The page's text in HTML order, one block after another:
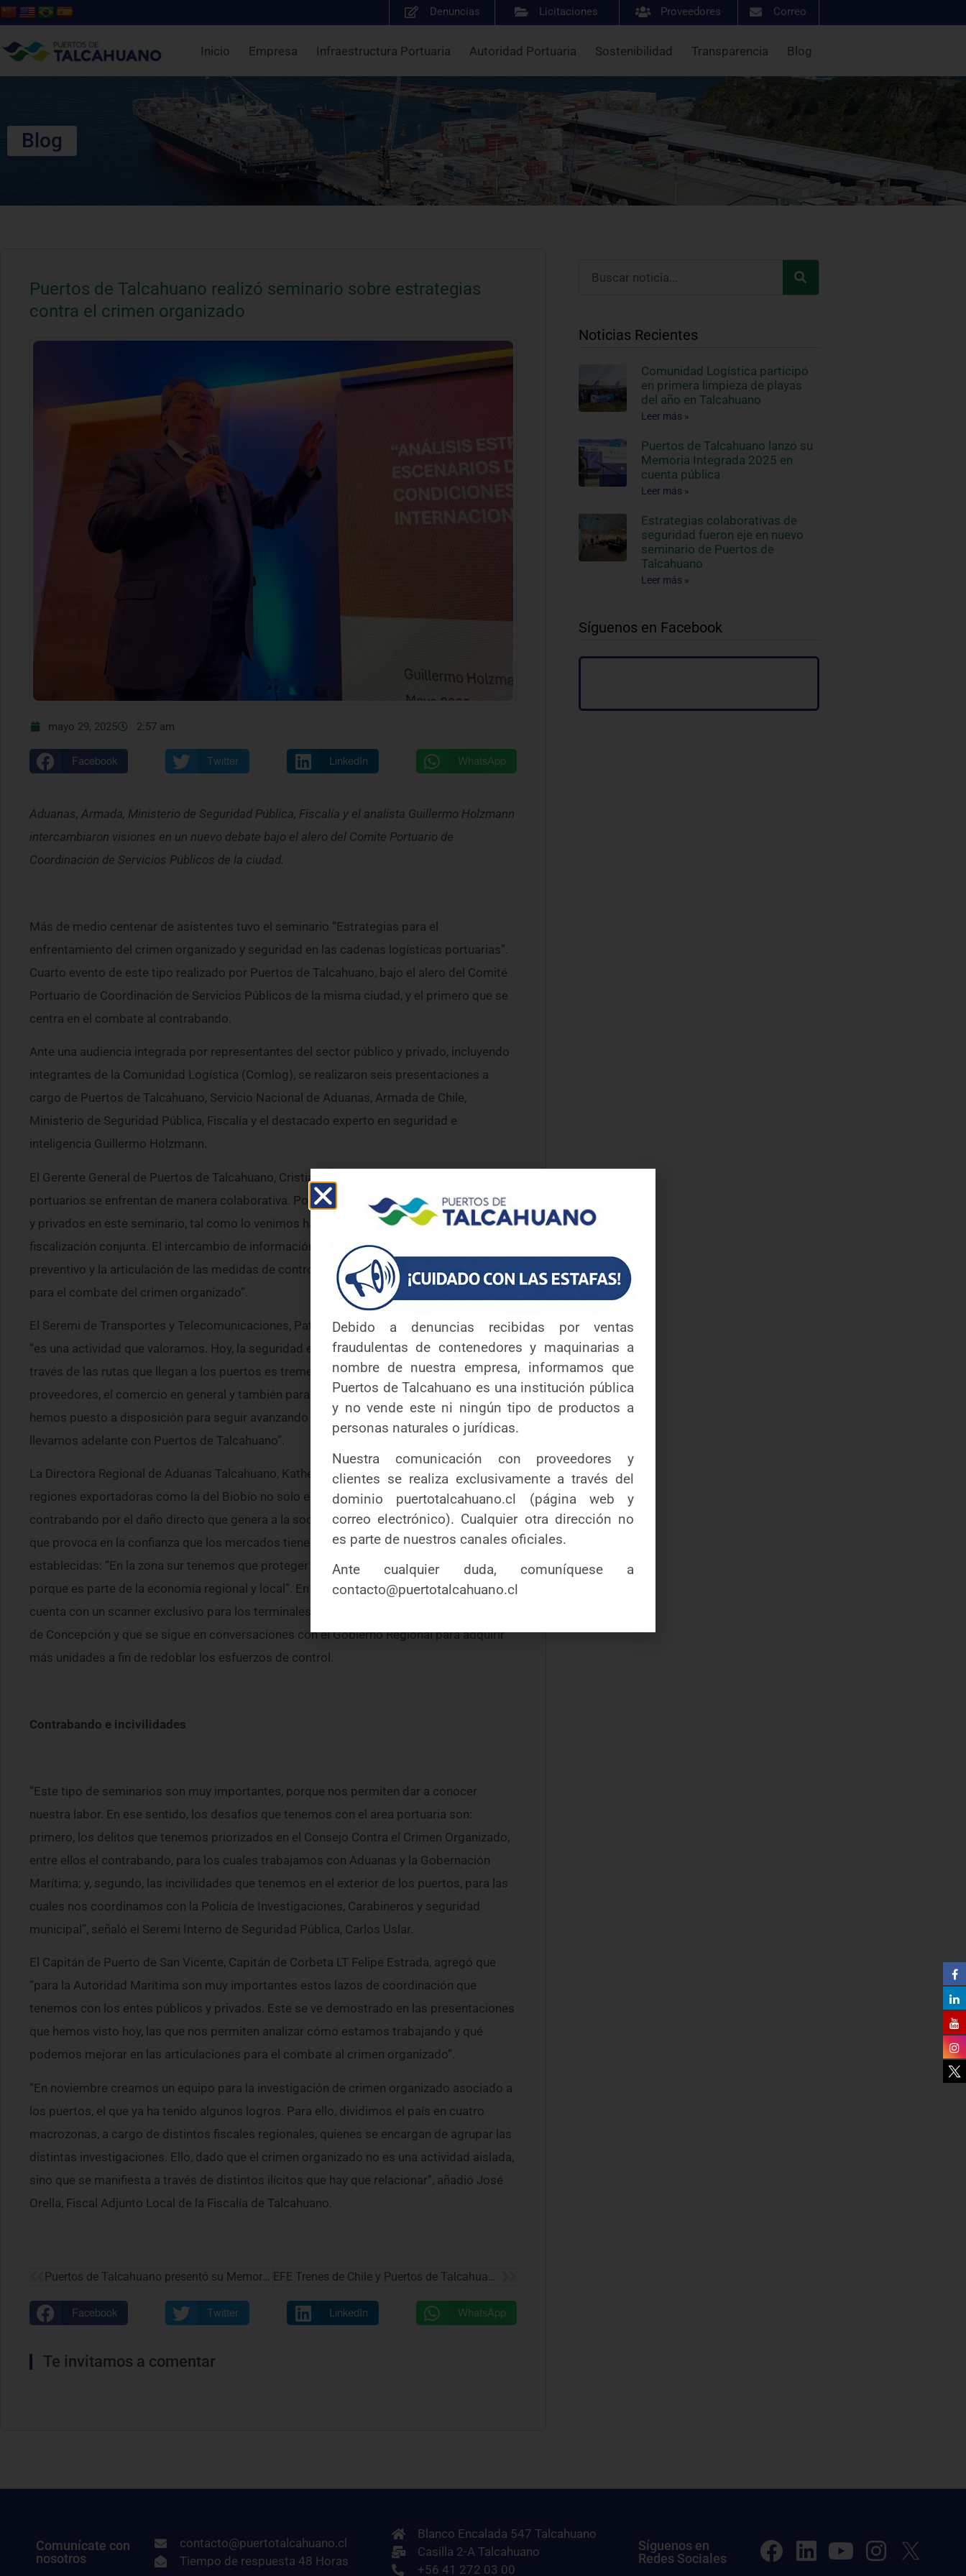
Denuncias Licitaciones Proveedores Correo
Inicio Empresa Infraestructura Portuaria Autoridad Portuaria Sostenibilidad Transparencia Blog
Blog
Puertos de Talcahuano realizó seminario sobre estrategias
contra el crimen organizado
mayo 29, 2025 2:57 am
Facebook Twitter LinkedIn WhatsApp
Aduanas, Armada, Ministerio de Seguridad Pública, Fiscalía y el analista Guillermo Holzmann
intercambiaron visiones en un nuevo debate bajo el alero del Comité Portuario de
Coordinación de Servicios Públicos de la ciudad.
Más de medio centenar de asistentes tuvo el seminario “Estrategias para el
enfrentamiento del crimen organizado y seguridad en las cadenas logísticas portuarias”.
Cuarto evento de este tipo realizado por Puertos de Talcahuano, bajo el alero del Comité
Portuario de Coordinación de Servicios Públicos de la misma ciudad, y el primero que se
centra en el combate al contrabando.
Ante una audiencia integrada por representantes del sector público y privado, incluyendo
integrantes de la Comunidad Logística (Comlog), se realizaron seis presentaciones a
cargo de Puertos de Talcahuano, Servicio Nacional de Aduanas, Armada de Chile,
Ministerio de Seguridad Pública, Fiscalía y el destacado experto en seguridad e
inteligencia Guillermo Holzmann.
El Gerente General de Puertos de Talcahuano, Cristian Wulf, dijo: “Los desafíos logístico-
portuarios se enfrentan de manera colaborativa. Por ello, reunimos a los actores públicos
y privados en este seminario, tal como lo venimos haciendo con nuestra agenda de
fiscalización conjunta. El intercambio de información, el conocimiento mutuo del trabajo
preventivo y la articulación de las medidas de control de manera permanente son clave
para el combate del crimen organizado”.
El Seremi de Transportes y Telecomunicaciones, Patricio Fierro, indicó que este seminario
“es una actividad que valoramos. Hoy, la seguridad en el traslado de las mercancías a
través de las rutas que llegan a los puertos es tremendamente relevante para
proveedores, el comercio en general y también para el transporte. Por lo tanto, nos
hemos puesto a disposición para seguir avanzando en el trabajo coordinado que
llevamos adelante con Puertos de Talcahuano”.
La Directora Regional de Aduanas Talcahuano, Katherine Ampuero, advirtió que en
regiones exportadoras como la del Biobío no solo es clave prevenir y combatir el
contrabando por el daño directo que genera a la sociedad, sino también por el impacto
que provoca en la confianza que los mercados tienen en las rutas logísticas ya
establecidas: “En la zona sur tenemos que proteger la mercancía que va saliendo. Ello
porque es parte de la economía regional y local”. En ese contexto destacó que ya se
cuenta con un scanner exclusivo para los terminales marítimos presentes en la provincia
de Concepción y que se sigue en conversaciones con el Gobierno Regional para adquirir
más unidades a fin de redoblar los esfuerzos de control.
Contrabando e incivilidades
“Este tipo de seminarios son muy importantes, porque nos permiten dar a conocer
nuestra labor. En ese sentido, los desafíos que tenemos con el área portuaria son:
primero, los delitos que tenemos priorizados en el Consejo Contra el Crimen Organizado,
entre ellos el contrabando, para los cuales trabajamos con Aduanas y la Gobernación
Marítima; y, segundo, las incivilidades que tenemos en el exterior de los puertos, para las
cuales nos coordinamos con la Policía de Investigaciones, Carabineros y seguridad
municipal”, señaló el Seremi Interno de Seguridad Pública, Carlos Uslar.
El Capitán de Puerto de San Vicente, Capitán de Corbeta LT Felipe Estrada, agregó que
“para la Autoridad Marítima son muy importantes estos lazos de coordinación que
tenemos con los entes públicos y privados. Este se ve demostrado en las presentaciones
que hemos visto hoy, las que nos permiten analizar cómo estamos trabajando y qué
podemos mejorar en las articulaciones para el combate al crimen organizado”.
“En noviembre creamos un equipo para la investigación de crimen organizado asociado a
los puertos, el que ya ha tenido algunos logros. Para ello, dividimos el país en cuatro
macrozonas, a cargo de distintos fiscales regionales, quienes se encargan de agrupar las
distintas investigaciones. Ello, dado que el crimen organizado no es una actividad aislada,
sino que se manifiesta a través de distintos ilícitos que hay que relacionar”, añadió José
Orella, Fiscal Adjunto Local de la Fiscalía de Talcahuano.
Puertos de Talcahuano presentó su Memoria Integrada 2024 EFE Trenes de Chile y Puertos de Talcahuano firman convenio estratégico para potenciar el transporte ferroviario
Facebook Twitter LinkedIn WhatsApp
Te invitamos a comentar
Noticias Recientes
Comunidad Logística participó
en primera limpieza de playas
del año en Talcahuano
Leer más »
Puertos de Talcahuano lanzó su
Memoria Integrada 2025 en
cuenta pública
Leer más »
Estrategias colaborativas de
seguridad fueron eje en nuevo
seminario de Puertos de
Talcahuano
Leer más »
Síguenos en Facebook
Comunícate con
nosotros
contacto@puertotalcahuano.cl
Tiempo de respuesta 48 Horas
Blanco Encalada 547 Talcahuano
Casilla 2-A Talcahuano
+56 41 272 03 00
Síguenos en
Redes Sociales
Debido a denuncias recibidas por ventas
fraudulentas de contenedores y maquinarias a
nombre de nuestra empresa, informamos que
Puertos de Talcahuano es una institución pública
y no vende este ni ningún tipo de productos a
personas naturales o jurídicas.
Nuestra comunicación con proveedores y
clientes se realiza exclusivamente a través del
dominio puertotalcahuano.cl (página web y
correo electrónico). Cualquier otra dirección no
es parte de nuestros canales oficiales.
Ante cualquier duda, comuníquese a
contacto@puertotalcahuano.cl